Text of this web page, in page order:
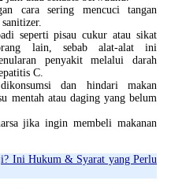
cara sering mencuci tangan
seperti pisau cukur atau sikat
lain, sebab alat-alat ini
penyakit melalui darah
C.
dan hindari makan
mentah atau daging yang belum
jika ingin membeli makanan
Ini Hukum & Syarat yang Perlu